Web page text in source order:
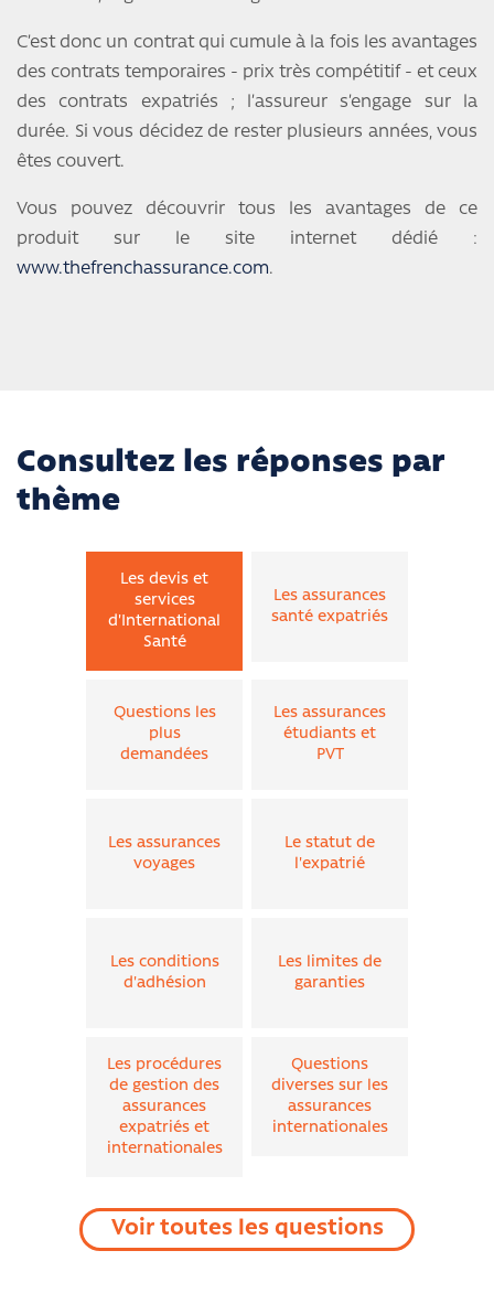
C’est donc un contrat qui cumule à la fois les avantages
des contrats temporaires - prix très compétitif - et ceux
des contrats expatriés ; l’assureur s’engage sur la
durée. Si vous décidez de rester plusieurs années, vous
êtes couvert.
Vous pouvez découvrir tous les avantages de ce
produit sur le site internet dédié :
www.thefrenchassurance.com.
Consultez les réponses par
thème
Les devis et
services
d'International
Santé
Les assurances
santé expatriés
Questions les
plus
demandées
Les assurances
étudiants et
PVT
Les assurances
voyages
Le statut de
l'expatrié
Les conditions
d'adhésion
Les limites de
garanties
Les procédures
de gestion des
assurances
expatriés et
internationales
Questions
diverses sur les
assurances
internationales
Voir toutes les questions